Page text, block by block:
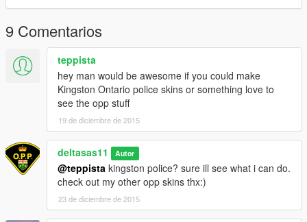
9 Comentarios
teppista
hey man would be awesome if you could make
Kingston Ontario police skins or something love to
see the opp stuff
19 de diciembre de 2015
deltasas11 Autor
@teppista kingston police? sure ill see what i can do.
check out my other opp skins thx:)
23 de diciembre de 2015